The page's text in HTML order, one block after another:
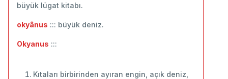
büyük lügat kitabı.
okyânus ::: büyük deniz.
Okyanus :::
Kıtaları birbirinden ayıran engin, açık deniz,